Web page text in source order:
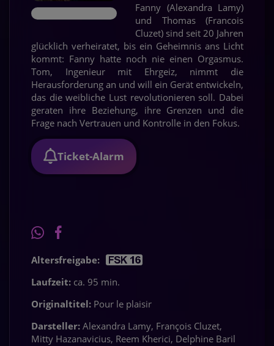
Fanny (Alexandra Lamy)
und Thomas (Francois
Cluzet) sind seit 20 Jahren
glücklich verheiratet, bis ein Geheimnis ans Licht
kommt: Fanny hatte noch nie einen Orgasmus.
Tom, Ingenieur mit Ehrgeiz, nimmt die
Herausforderung an und will ein Gerät entwickeln,
das die weibliche Lust revolutionieren soll. Dabei
geraten ihre Beziehung, ihre Grenzen und die
Frage nach Vertrauen und Kontrolle in den Fokus.
Ticket-Alarm
Altersfreigabe:
Laufzeit: ca. 95 min.
Originaltitel: Pour le plaisir
Darsteller: Alexandra Lamy, François Cluzet,
Mitty Hazanavicius, Reem Kherici, Delphine Baril